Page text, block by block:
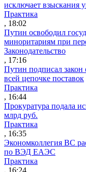
исключает взыскания
Практика
, 18:02
Путин освободил
миноритариям при
Законодательство
, 17:16
Путин подписал
всей цепочке поставок
Практика
, 16:44
Прокуратура подала
млрд руб.
Практика
, 16:35
Экономколлегия ВС
по ВЭД ЕАЭС
Практика
, 16:24